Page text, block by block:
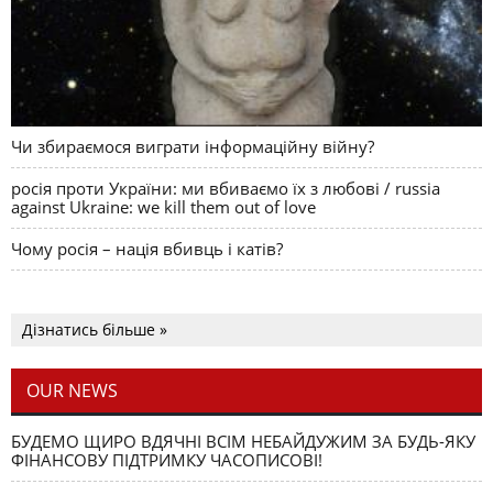
Чи збираємося виграти інформаційну війну?
росія проти України: ми вбиваємо їх з любові / russia
against Ukraine: we kill them out of love
Чому росія – нація вбивць і катів?
Дізнатись більше »
OUR NEWS
БУДЕМО ЩИРО ВДЯЧНІ ВСІМ НЕБАЙДУЖИМ ЗА БУДЬ-ЯКУ
ФІНАНСОВУ ПІДТРИМКУ ЧАСОПИСОВІ!